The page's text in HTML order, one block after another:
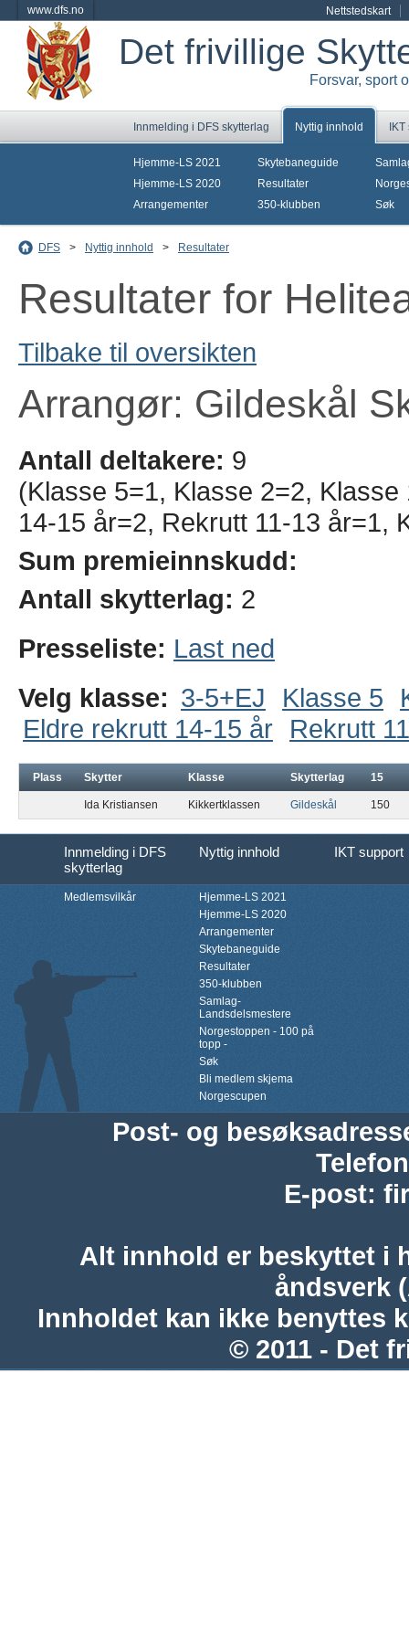
www.dfs.no Nettstedskart
Det frivillige
Forsvar, sport
Innmelding i DFS skytterlag Nyttig innhold
Hjemme-LS 2021
Hjemme-LS 2020
Arrangementer
Skytebaneguide
Resultater
350-klubben
Søk
DFS > Nyttig innhold > Resultater
Resultater for
Tilbake til oversikten
Arrangør: Gildeskål
Antall deltakere: 9
(Klasse 5=1, Klasse 2=2,
14-15 år=2, Rekrutt 11-13 år=1,
Sum premieinnskudd:
Antall skytterlag: 2
Presseliste: Last ned
Velg klasse: 3-5+EJ Klasse 5
Eldre rekrutt 14-15 år
Rekrutt
Plass Skytter Klasse Skytterlag 15
Ida Kristiansen Kikkertklassen Gildeskål 150
Innmelding i DFS
skytterlag
Nyttig innhold IKT support
Medlemsvilkår
Hjemme-LS 2021
Hjemme-LS 2020
Arrangementer
Skytebaneguide
Resultater
350-klubben
Samlag-
Landsdelsmestere
Norgestoppen - 100 på
topp -
Søk
Bli medlem skjema
Norgescupen
Post- og
Telefon
E-post:
Alt innhold er beskyttet i
åndsverk
Innholdet kan ikke benyttes
© 2011 - Det